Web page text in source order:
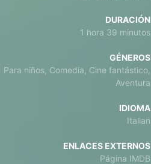
DURACIÓN
1 hora 39 minutos
GÉNEROS
Para niños, Comedia, Cine fantástico,
Aventura
IDIOMA
Italian
ENLACES EXTERNOS
Página IMDB